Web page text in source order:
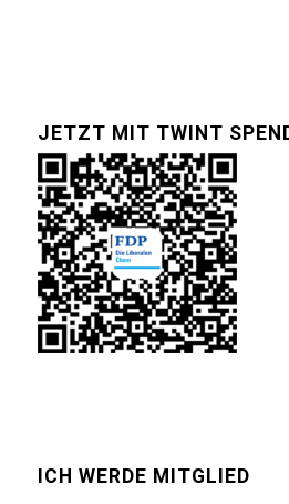
JETZT MIT TWINT
ICH WERDE MITGLIED